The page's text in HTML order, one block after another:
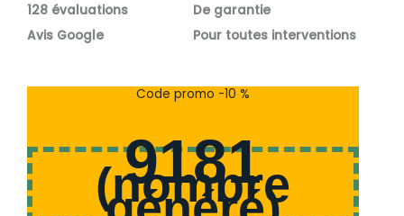
o
s
128 évaluations
Avis Google
o
s
De garantie
Pour toutes interventions
Code promo -10 %
9181
(nombre